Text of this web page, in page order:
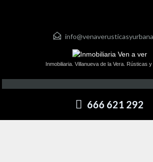
Inmobiliaria. Villanueva de la Vera. Rústicas
666 621 292